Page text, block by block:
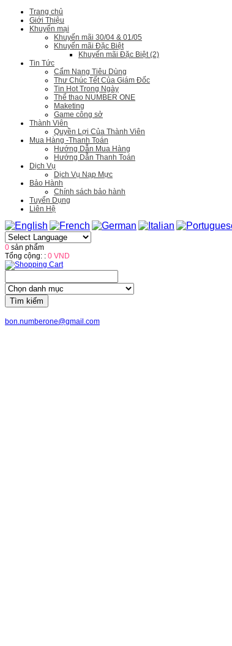
Trang chủ
Giới Thiệu
Khuyến mại
Khuyến mãi 30/04 & 01/05
Khuyến mãi Đặc Biệt
Khuyến mãi Đặc Biệt (2)
Tin Tức
Cẩm Nang Tiêu Dùng
Thư Chúc Tết Của Giám Đốc
Tin Hot Trong Ngày
Thể thao NUMBER ONE
Maketing
Game công sở
Thành Viên
Quyền Lợi Của Thành Viên
Mua Hàng -Thanh Toán
Hướng Dẫn Mua Hàng
Hướng Dẫn Thanh Toán
Dịch Vụ
Dịch Vụ Nạp Mực
Bảo Hành
Chính sách bảo hành
Tuyển Dụng
Liên Hệ
0 sản phẩm
Tổng cộng: : 0 VND
Tìm kiếm
bon.numberone@gmail.com